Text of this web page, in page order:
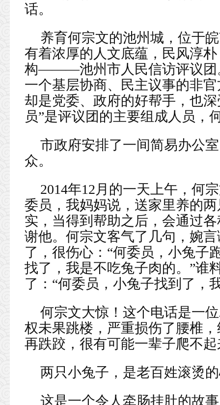
话。
养育何宗文的池州城，位于
有着浓厚的人文底蕴，民风淳
构———池州市人民信访评议团
一个基层协商、民主议事的非
却是党委、政府的好帮手，也
员”是评议团的主要组成人员，
市政府安排了一间简易办公
众。
2014年12月的一天上午，何
委员，我妈妈说，送家里养的
实，当得到帮助之后，会通过
谢他。何宗文客气了几句，婉
了，很伤心：“何委员，小兔子
找了，我是不吃兔子肉的。”谁
了：“何委员，小兔子找到了，
何宗文大惊！这个电话是一
权未果跳楼，严重损伤了腰椎
再跌跤，很有可能一辈子爬不
两只小兔子，是老百姓滚烫
这是一个令人牵肠挂肚的故